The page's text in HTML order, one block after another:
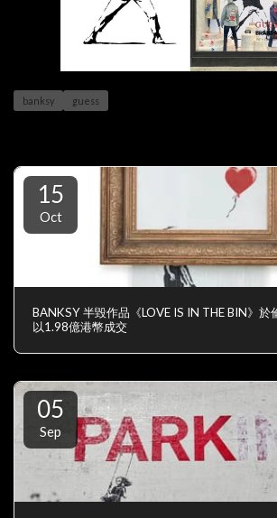
banksy guess
15
Oct
BANKSY 半毀作品《LOVE IS IN THE BIN》於
以1.98億港幣成交
05
Sep